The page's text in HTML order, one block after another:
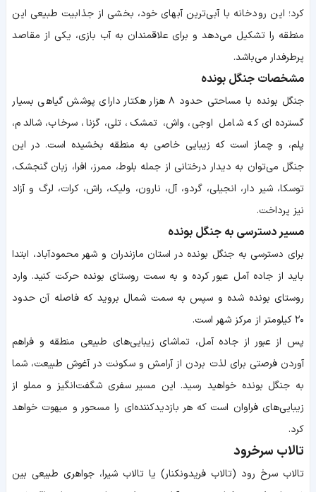
کرد؛ این رودخانه با آبی‌ترین آبهای خود، بخشی از جذابیت طبیعی این
منطقه را تشکیل می‌دهد و برای علاقمندان به آب بازی، یکی از مقاصد
پرطرفدار می‌باشد.
مشخصات جنگل بونده
جنگل بونده با مساحتی حدود ۸ هزار هکتار دارای پوشش گیاهی بسیار
گسترده ای که شامل اوجی، واش، تمشک، تلی، گزنا، سرخاب، شالدم،
پلم، و چماز است که زیبایی خاصی به منطقه بخشیده است. در این
جنگل می‌توان به دیدار درختانی از جمله بلوط، ممرز، افرا، زبان گنجشک،
توسکا، شیر دار، انجیلی، گردو، آل، نارون، ولیک، راش، کرات، لرگ و آزاد
نیز پرداخت.
مسیر دسترسی به جنگل بونده
برای دسترسی به جنگل بونده در استان مازندران و شهر محمودآباد، ابتدا
باید از جاده آمل عبور کرده و به سمت روستای بونده حرکت کنید. وارد
روستای بونده شده و سپس به سمت شمال بروید که فاصله آن حدود
۲۰ کیلومتر از مرکز شهر است.
پس از عبور از جاده آمل، تماشای زیبایی‌های طبیعی منطقه و فراهم
آوردن فرصتی برای لذت بردن از آرامش و سکونت در آغوش طبیعت، شما
به جنگل بونده خواهید رسید. این مسیر سفری شگفت‌انگیز و مملو از
زیبایی‌های فراوان است که هر بازدیدکننده‌ای را مسحور و مبهوت خواهد
کرد.
تالاب سرخرود
تالاب سرخ رود (تالاب فریدونکنار) یا تالاب شیرا، جواهری طبیعی بین